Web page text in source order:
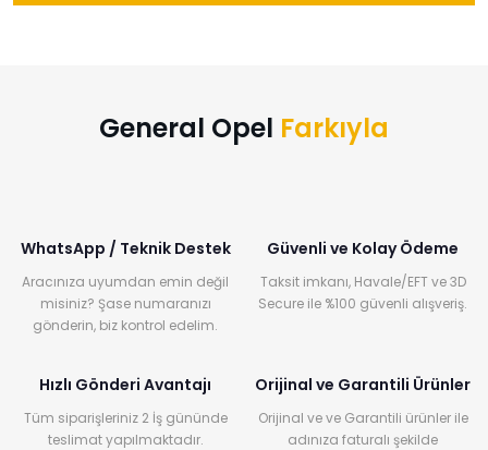
General Opel Farkıyla
WhatsApp / Teknik Destek
Aracınıza uyumdan emin değil
misiniz? Şase numaranızı
gönderin, biz kontrol edelim.
Güvenli ve Kolay Ödeme
Taksit imkanı, Havale/EFT ve 3D
Secure ile %100 güvenli alışveriş.
Hızlı Gönderi Avantajı
Tüm siparişleriniz 2 İş gününde
teslimat yapılmaktadır.
Orijinal ve Garantili Ürünler
Orijinal ve ve Garantili ürünler ile
adınıza faturalı şekilde